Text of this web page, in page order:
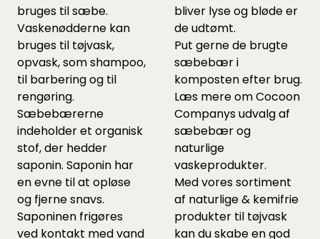
bruges til sæbe.
Vaskenødderne kan
bruges til tøjvask,
opvask, som shampoo,
til barbering og til
rengøring.
Sæbebærerne
indeholder et organisk
stof, der hedder
saponin. Saponin har
en evne til at opløse
og fjerne snavs.
Saponinen frigøres
ved kontakt med vand
bliver lyse og bløde er
de udtømt.
Put gerne de brugte
sæbebær i
komposten efter brug.
Læs mere omCocoon
Companys udvalg af
sæbebær og
naturlige
vaskeprodukter.
Med vores sortiment
af naturlige & kemifrie
produkter til tøjvask
kan du skabe en god